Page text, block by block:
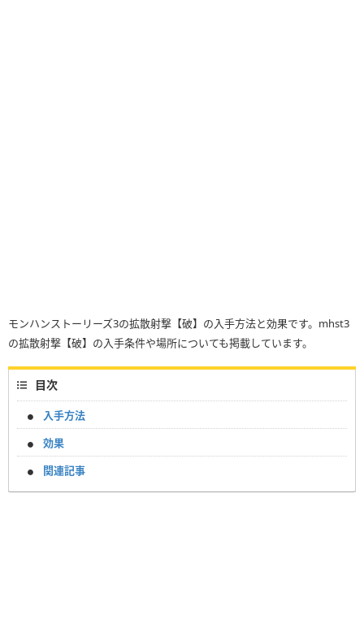
モンハンストーリーズ3の拡散射撃【破】の入手方法と効果です。mhst3
の拡散射撃【破】の入手条件や場所についても掲載しています。
目次
入手方法
効果
関連記事